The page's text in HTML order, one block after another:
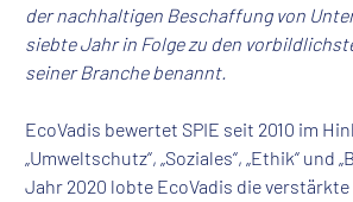
der nachhaltigen Beschaffung von
siebte Jahr in Folge zu den
seiner Branche benannt.
EcoVadis bewertet SPIE seit 2010 im
„Umweltschutz“, „Soziales“, „Ethik“ und
Jahr 2020 lobte EcoVadis die